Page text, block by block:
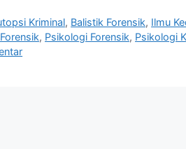
Kriminal, Balistik Forensik, Ilmu
, Psikologi Forensik, Psikologi